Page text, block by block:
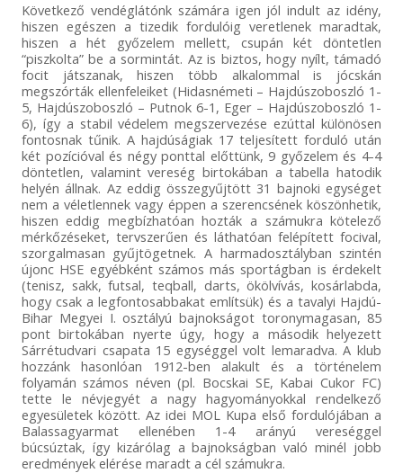
Következő vendéglátónk számára igen jól indult az idény,
hiszen egészen a tizedik fordulóig veretlenek maradtak,
hiszen a hét győzelem mellett, csupán két döntetlen
“piszkolta” be a sormintát. Az is biztos, hogy nyílt, támadó
focit játszanak, hiszen több alkalommal is jócskán
megszórták ellenfeleiket (Hidasnémeti – Hajdúszoboszló 1-
5, Hajdúszoboszló – Putnok 6-1, Eger – Hajdúszoboszló 1-
6), így a stabil védelem megszervezése ezúttal különösen
fontosnak tűnik. A hajdúságiak 17 teljesített forduló után
két pozícióval és négy ponttal előttünk, 9 győzelem és 4-4
döntetlen, valamint vereség birtokában a tabella hatodik
helyén állnak. Az eddig összegyűjtött 31 bajnoki egységet
nem a véletlennek vagy éppen a szerencsének köszönhetik,
hiszen eddig megbízhatóan hozták a számukra kötelező
mérkőzéseket, tervszerűen és láthatóan felépített focival,
szorgalmasan gyűjtögetnek. A harmadosztályban szintén
újonc HSE egyébként számos más sportágban is érdekelt
(tenisz, sakk, futsal, teqball, darts, ökölvívás, kosárlabda,
hogy csak a legfontosabbakat említsük) és a tavalyi Hajdú-
Bihar Megyei I. osztályú bajnokságot toronymagasan, 85
pont birtokában nyerte úgy, hogy a második helyezett
Sárrétudvari csapata 15 egységgel volt lemaradva. A klub
hozzánk hasonlóan 1912-ben alakult és a történelem
folyamán számos néven (pl. Bocskai SE, Kabai Cukor FC)
tette le névjegyét a nagy hagyományokkal rendelkező
egyesületek között. Az idei MOL Kupa első fordulójában a
Balassagyarmat ellenében 1-4 arányú vereséggel
búcsúztak, így kizárólag a bajnokságban való minél jobb
eredmények elérése maradt a cél számukra.